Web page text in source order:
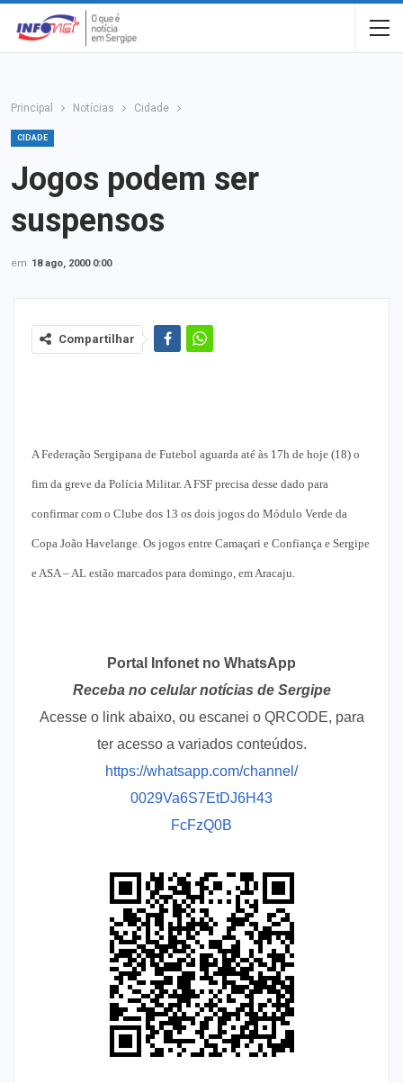
Principal Notícias Cidade
CIDADE
Jogos podem ser
suspensos
em 18 ago, 2000 0:00
Compartilhar
A Federação Sergipana de Futebol aguarda até às 17h de hoje (18) o
fim da greve da Polícia Militar. A FSF precisa desse dado para
confirmar com o Clube dos 13 os dois jogos do Módulo Verde da
Copa João Havelange. Os jogos entre Camaçari e Confiança e Sergipe
e ASA – AL estão marcados para domingo, em Aracaju.
Portal Infonet no WhatsApp
Receba no celular notícias de Sergipe
Acesse o link abaixo, ou escanei o QRCODE, para
ter acesso a variados conteúdos.
https://whatsapp.com/channel/
0029Va6S7EtDJ6H43
FcFzQ0B